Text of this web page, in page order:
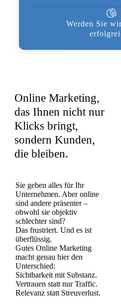
Werden Sie
Online Marketing,
das Ihnen nicht nur
Klicks bringt,
sondern Kunden,
die bleiben.
Sie geben alles für Ihr
Unternehmen. Aber online
sind andere präsenter –
obwohl sie objektiv
schlechter sind?
Das frustriert. Und es ist
überflüssig.
Gutes Online Marketing
macht genau hier den
Unterschied:
Sichtbarkeit mit Substanz.
Vertrauen statt nur Traffic.
Relevanz statt Streuverlust.